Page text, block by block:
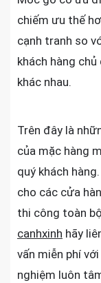
chiếm ưu thế
cạnh tranh so
khách hàng
khác nhau.
Trên đây là
của mặc hàng
quý khách
cho các cửa
thi công toàn
canhxinh hãy
vấn miễn phí
nghiệm luôn